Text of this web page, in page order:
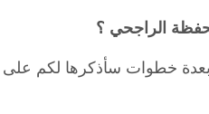
الراجحي ؟
خطوات سأذكرها لكم على